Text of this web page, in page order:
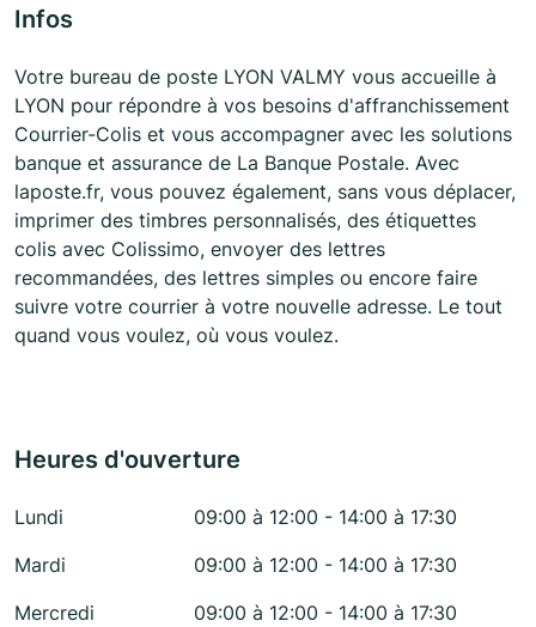
Infos
Votre bureau de poste LYON VALMY vous accueille à
LYON pour répondre à vos besoins d'affranchissement
Courrier-Colis et vous accompagner avec les solutions
banque et assurance de La Banque Postale. Avec
laposte.fr, vous pouvez également, sans vous déplacer,
imprimer des timbres personnalisés, des étiquettes
colis avec Colissimo, envoyer des lettres
recommandées, des lettres simples ou encore faire
suivre votre courrier à votre nouvelle adresse. Le tout
quand vous voulez, où vous voulez.
Heures d'ouverture
Lundi
09:00 à 12:00 - 14:00 à 17:30
Mardi
09:00 à 12:00 - 14:00 à 17:30
Mercredi
09:00 à 12:00 - 14:00 à 17:30